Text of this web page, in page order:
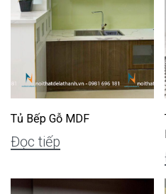
Tủ Bếp Gỗ MDF
Đọc tiếp